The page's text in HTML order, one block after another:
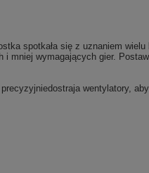
spotkała się z uznaniem
i mniej wymagających gier.
wentylatory,